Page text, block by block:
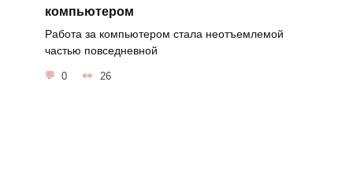
компьютером
Работа за компьютером стала неотъемлемой
частью повседневной
0 26